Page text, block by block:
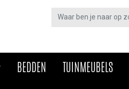
BEDDEN TUINMEUBELS